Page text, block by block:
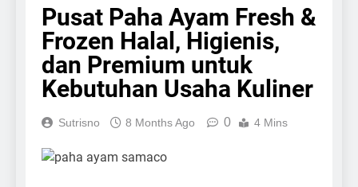
Analisis
Penjualan
Toko Online
5 Days Ago
Sejarah Kabupaten
Pati pada Masa
Pangeran Pragola II
Melawan Mataram
5 Days Ago
Jadwal Indonesia vs
Vietnam di Piala AFF
2026 Malam Ini
Pusat Paha Ayam Fresh &
Frozen Halal, Higienis,
dan Premium untuk
Kebutuhan Usaha Kuliner
Sutrisno 8 Months Ago 0 4 Mins